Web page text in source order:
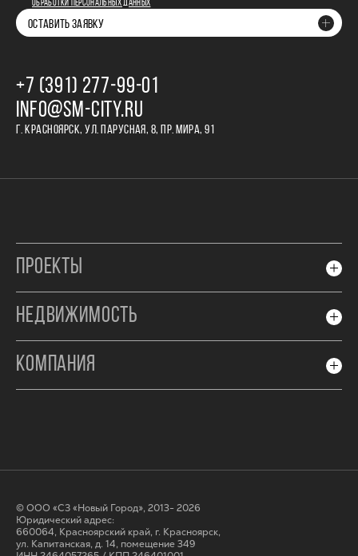
ОБРАБОТКИ ПЕРСОНАЛЬНЫХ ДАННЫХ
ОСТАВИТЬ ЗАЯВКУ
+7 (391) 277‒99‒01
INFO@SM-CITY.RU
Г. КРАСНОЯРСК, УЛ. ПАРУСНАЯ, 8, ПР. МИРА, 91
ПРОЕКТЫ
НЕДВИЖИМОСТЬ
КОМПАНИЯ
© ООО «СЗ «Новый Город», 2013- 2026
Юридический адрес:
660064, Красноярский край, г. Красноярск,
ул. Капитанская, д. 14, помещение 349